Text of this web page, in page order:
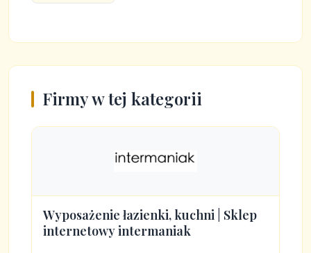
Firmy w tej kategorii
Wyposażenie łazienki, kuchni | Sklep
internetowy intermaniak